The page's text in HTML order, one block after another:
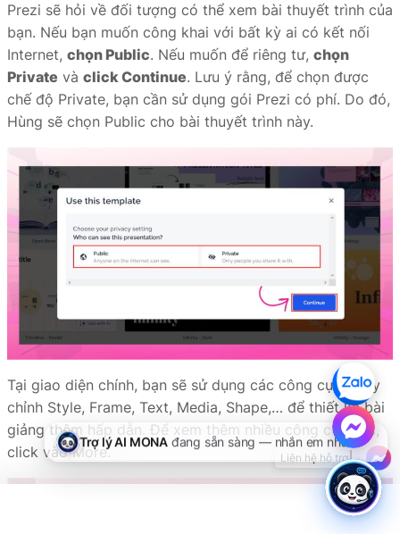
Prezi sẽ hỏi về đối tượng có thể xem bài thuyết trình của
bạn. Nếu bạn muốn công khai với bất kỳ ai có kết nối
Internet, chọn Public. Nếu muốn để riêng tư, chọn
Private và click Continue. Lưu ý rằng, để chọn được
chế độ Private, bạn cần sử dụng gói Prezi có phí. Do đó,
Hùng sẽ chọn Public cho bài thuyết trình này.
Tại giao diện chính, bạn sẽ sử dụng các công cụ để tùy
chỉnh Style, Frame, Text, Media, Shape,… để thiết kế bài
giảng thêm hấp dẫn. Để xem thêm nhiều công cụ khác,
click vào More.